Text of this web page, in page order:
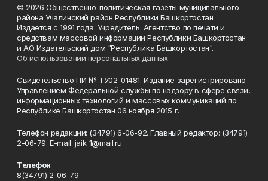
© 2026 Общественно-политическая газеты муниципального
района Учалинский район Республики Башкортостан.
Издается с 1991 года. Учредитель: Агентство по печати и
средствам массовой информации Республики Башкортостан
и АО Издательский дом "Республика Башкортостан".
Об использовании персональных данных
Свидетельство ПИ № ТУ02-01481. Издание зарегистрировано
Управлением Федеральной службы по надзору в сфере связи,
информационных технологий и массовых коммуникаций по
Республике Башкортостан 06 ноября 2015 г.
Телефон редакции: (34791) 6-06-92. Главный редактор: (34791)
2-06-79. Е-mаil: jaik_1@mail.ru
Телефон
8(34791) 2-06-79